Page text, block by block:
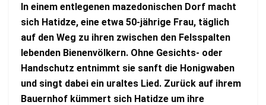
In einem entlegenen mazedonischen Dorf macht
sich Hatidze, eine etwa 50-jährige Frau, täglich
auf den Weg zu ihren zwischen den Felsspalten
lebenden Bienenvölkern. Ohne Gesichts- oder
Handschutz entnimmt sie sanft die Honigwaben
und singt dabei ein uraltes Lied. Zurück auf ihrem
Bauernhof kümmert sich Hatidze um ihre